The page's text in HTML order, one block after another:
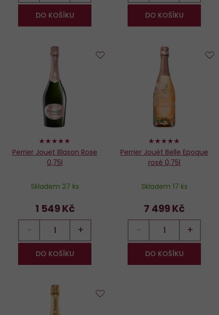
DO KOŠÍKU DO KOŠÍKU
96%
Perrier Jouet Blason Rose
0,75l
Skladem 27 ks
1 549 Kč
− +
DO KOŠÍKU
100%
Perrier Jouët Belle Epoque
rosé 0,75l
Skladem 17 ks
7 499 Kč
− +
DO KOŠÍKU